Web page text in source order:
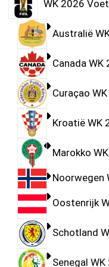
WK 2026
Australië
Canada
Curaçao
Kroatië WK
Marokko
Noorwegen
Oostenrijk
Schotland
Senegal